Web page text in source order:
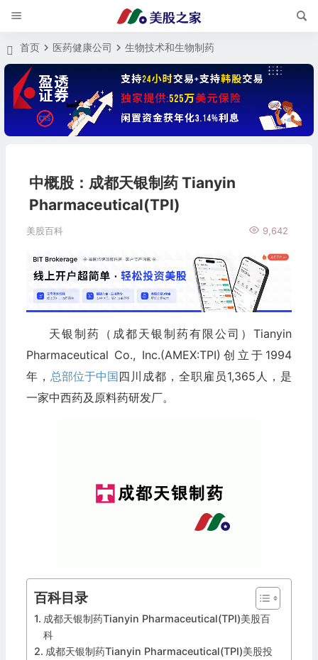
首页 医药健康公司 生物技术和生物制药
中概股：成都天银制药 Tianyin
Pharmaceutical(TPI)
美股百科 9,642
天银制药（成都天银制药有限公司）Tianyin
Pharmaceutical Co., Inc.(AMEX:TPI)创立于1994
年， 总部位于中国四川成都，全职雇员1,365人，是
一家中西药及原料药研发厂。
百科目录
成都天银制药Tianyin Pharmaceutical(TPI)美股百
科
成都天银制药Tianyin Pharmaceutical(TPI)美股投